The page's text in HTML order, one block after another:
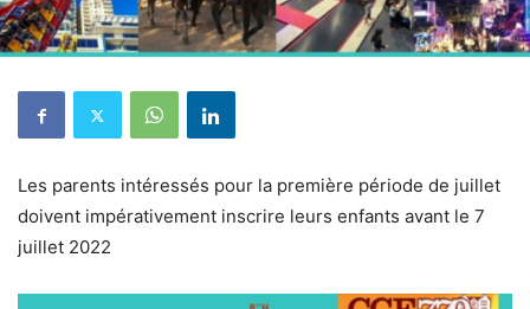
Les parents intéressés pour la première période de juillet
doivent impérativement inscrire leurs enfants avant le 7
juillet 2022